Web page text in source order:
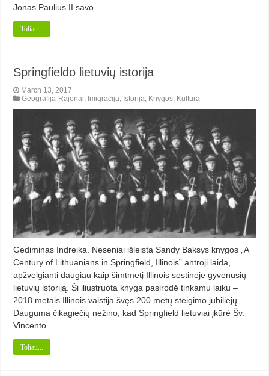
Jonas Paulius II savo …
Toliau...
Springfieldo lietuvių istorija
March 13, 2017
Geografija-Rajonai Imigracija Istorija Knygos Kultūra
Gediminas Indreika. Neseniai išleista Sandy Baksys knygos „A
Century of Lithuanians in Springfield, Illinois” antroji laida,
apžvelgianti daugiau kaip šimtmetį Illinois sostinėje gyvenusių
lietuvių istoriją. Ši iliustruota knyga pasirodė tinkamu laiku –
2018 metais Illinois valstija švęs 200 metų steigimo jubiliejų.
Dauguma čikagiečių nežino, kad Springfield lietuviai įkūrė Šv.
Vincento …
Toliau...